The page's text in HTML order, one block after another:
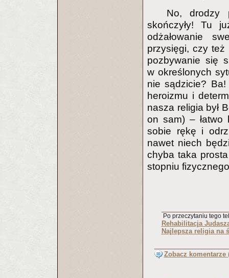
No, drodzy
skończyły! Tu
odżałowanie
przysięgi, czy też
pozbywanie się
w określonych
nie sądzicie? Ba!
heroizmu i
nasza religia był
on sam) – łatwo
sobie rękę i
nawet niech
chyba taka
stopniu
Po przeczytaniu tego
Rehabilitacja
Najlepsza religia na
Zobacz komentarze